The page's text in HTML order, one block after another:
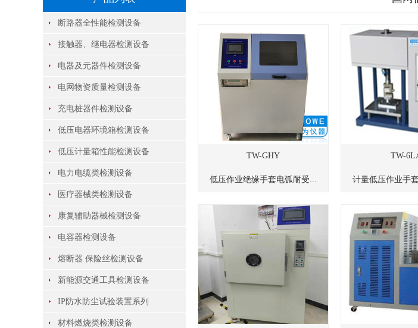
断路器全性能检测设备
接触器、继电器检测设备
电器及元器件检测设备
电网物资质量检测设备
充电桩器件检测设备
低压电器环境箱检测设备
低压计量箱性能检测设备
电力电缆类检测设备
医疗器械类检测设备
康复辅助器械检测设备
电容器检测设备
熔断器 保险丝检测设备
新能源交通工具检测设备
IP防水防尘试验装置系列
材料燃烧类检测设备
TW-GHY
低压作业绝缘手套电弧耐受...
TW-
计量低压作业手